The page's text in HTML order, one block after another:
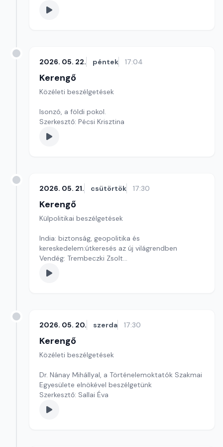
Szerkesztő: Sallai Éva
2026. 05. 22. péntek 17:04
Kerengő
Közéleti beszélgetések
Isonzó, a földi pokol.
Szerkesztő: Pécsi Krisztina
2026. 05. 21. csütörtök 17:30
Kerengő
Külpolitikai beszélgetések
India: biztonság, geopolitika és
kereskedelem:útkeresés az új világrendben
Vendég: Trembeczki Zsolt
Szerkesztő: Pozsgai Nóra
2026. 05. 20. szerda 17:30
Kerengő
Közéleti beszélgetések
Dr. Nánay Mihállyal, a Történelemoktatók Szakmai
Egyesülete elnökével beszélgetünk
Szerkesztő: Sallai Éva